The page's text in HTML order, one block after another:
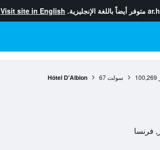
متوفر أيضاً باللغة الإنجليزية. Visit site in English
100,269 سولت 67
Hôtel D'Albion